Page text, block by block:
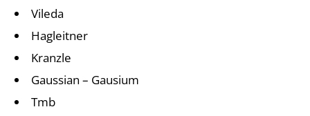
Vileda
Hagleitner
Kranzle
Gaussian – Gausium
Tmb